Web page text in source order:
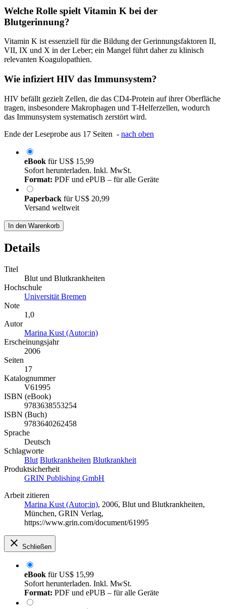
Welche Rolle spielt Vitamin K bei der
Blutgerinnung?
Vitamin K ist essenziell für die Bildung der Gerinnungsfaktoren II,
VII, IX und X in der Leber; ein Mangel führt daher zu klinisch
relevanten Koagulopathien.
Wie infiziert HIV das Immunsystem?
HIV befällt gezielt Zellen, die das CD4-Protein auf ihrer Oberfläche
tragen, insbesondere Makrophagen und T-Helferzellen, wodurch
das Immunsystem systematisch zerstört wird.
Ende der Leseprobe aus 17 Seiten - nach oben
eBook fürUS$ 15,99
Sofort herunterladen. Inkl. MwSt.
Format: PDF und ePUB – für alle Geräte
Paperback fürUS$ 20,99
Versand weltweit
In den Warenkorb
Details
Titel
Blut und Blutkrankheiten
Hochschule
Universität Bremen
Note
1,0
Autor
Marina Kust (Autor:in)
Erscheinungsjahr
2006
Seiten
17
Katalognummer
V61995
ISBN (eBook)
9783638553254
ISBN (Buch)
9783640262458
Sprache
Deutsch
Schlagworte
Blut Blutkrankheiten Blutkrankheit
Produktsicherheit
GRIN Publishing GmbH
Arbeit zitieren
Marina Kust (Autor:in), 2006, Blut und Blutkrankheiten,
München, GRIN Verlag,
https://www.grin.com/document/61995
Schließen
eBook fürUS$ 15,99
Sofort herunterladen. Inkl. MwSt.
Format: PDF und ePUB – für alle Geräte